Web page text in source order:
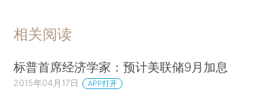
相关阅读
标普首席经济学家：预计美联储9月加息
2015年04月17日 APP打开